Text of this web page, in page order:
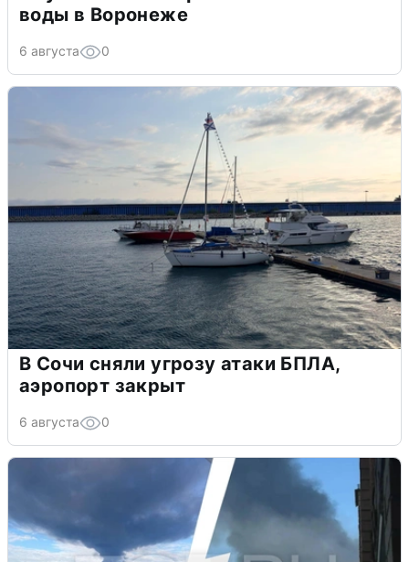
воды в Воронеже
6 августа 0
В Сочи сняли угрозу атаки БПЛА,
аэропорт закрыт
6 августа 0